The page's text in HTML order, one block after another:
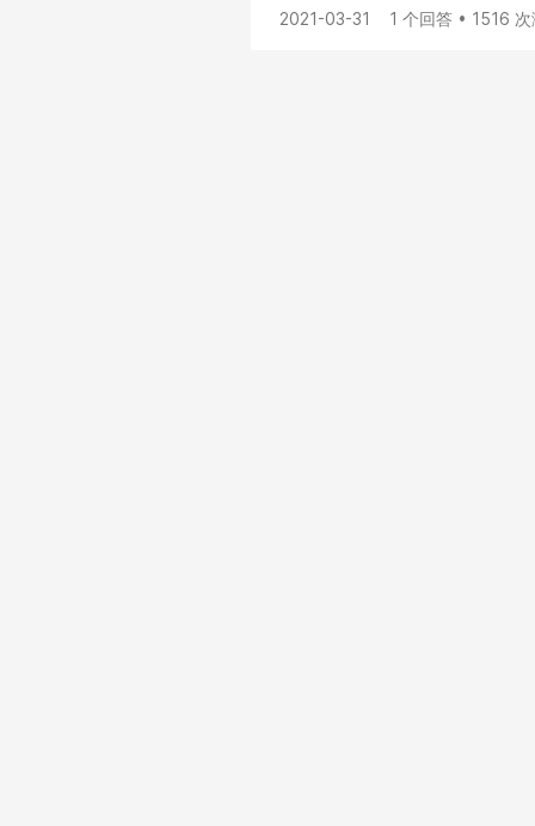
2021-03-31 1 个回答 • 1516